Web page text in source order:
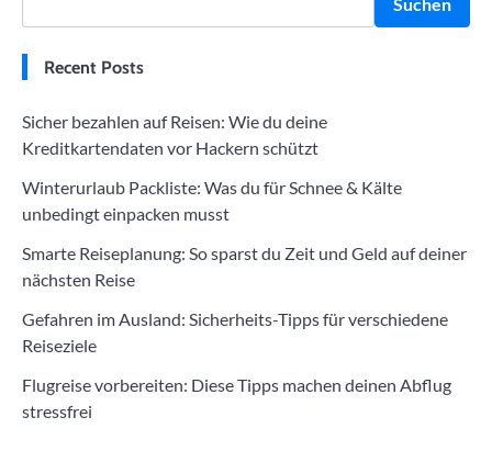
Recent Posts
Sicher bezahlen auf Reisen: Wie du deine
Kreditkartendaten vor Hackern schützt
Winterurlaub Packliste: Was du für Schnee & Kälte
unbedingt einpacken musst
Smarte Reiseplanung: So sparst du Zeit und Geld auf deiner
nächsten Reise
Gefahren im Ausland: Sicherheits-Tipps für verschiedene
Reiseziele
Flugreise vorbereiten: Diese Tipps machen deinen Abflug
stressfrei